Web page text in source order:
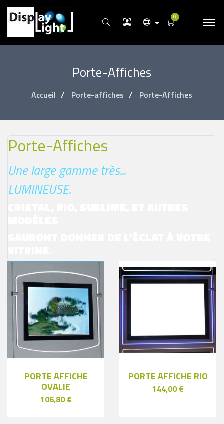
0
Porte-Affiches
Accueil Porte-affiches Porte-Affiches
Porte-Affiches
Une large gamme très...
LUMINEUSE.
PORTE AFFICHE
OVALIE
106,80 €
PORTE AFFICHE RIO
144,00 €